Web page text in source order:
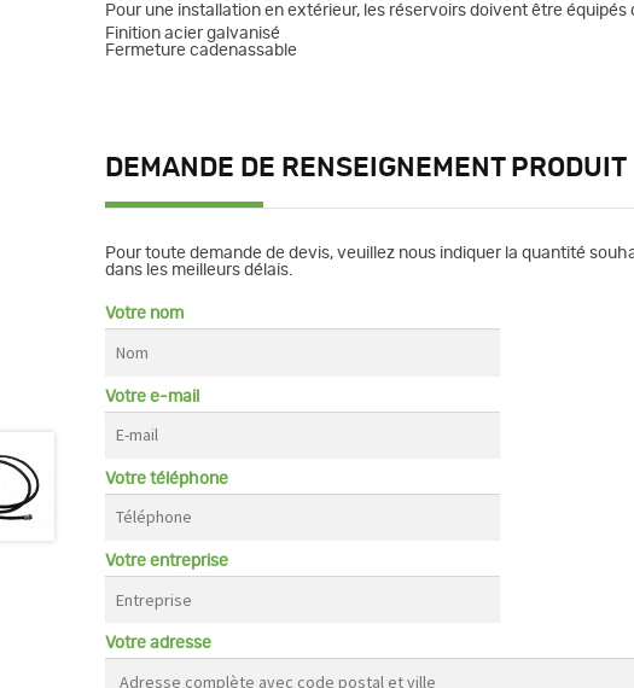
Pour une installation en extérieur, les réservoirs doivent être
Finition acier galvanisé
Fermeture cadenassable
DEMANDE DE RENSEIGNEMENT PRODUIT
Pour toute demande de devis, veuillez nous indiquer la quantité
dans les meilleurs délais.
Votre nom
Votre e-mail
Votre téléphone
Votre entreprise
Votre adresse